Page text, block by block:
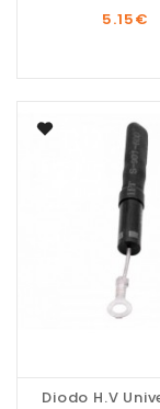
5.15€
Diodo H.V